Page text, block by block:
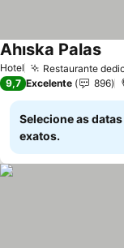
Hotel Restaurante
Ahıska Palas
9,7 Excelente 896
Selecione as
exatos.